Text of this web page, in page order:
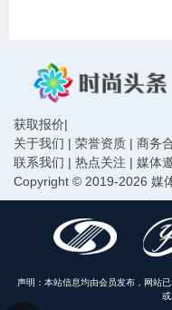
获取报价|
关于我们 | 荣誉资质 | 商务
联系我们 | 热点关注 | 媒体
Copyright © 2019-2026 媒
声明：本站信息均由会员发布，网站
或